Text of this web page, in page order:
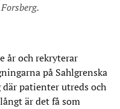
år och rekryterar
på Sahlgrenska
patienter utreds och
är det få som